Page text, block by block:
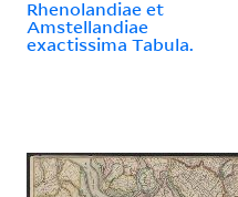
Rhenolandiae et
Amstellandiae
exactissima Tabula.